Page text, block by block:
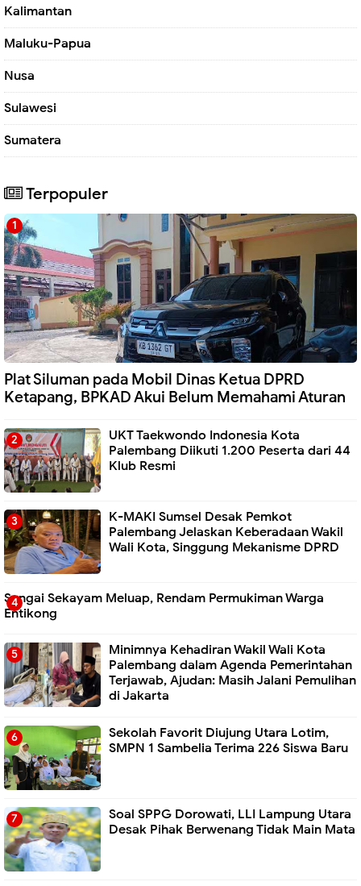
Kalimantan
Maluku-Papua
Nusa
Sulawesi
Sumatera
Terpopuler
Plat Siluman pada Mobil Dinas Ketua DPRD
Ketapang, BPKAD Akui Belum Memahami Aturan
UKT Taekwondo Indonesia Kota
Palembang Diikuti 1.200 Peserta dari 44
Klub Resmi
K-MAKI Sumsel Desak Pemkot
Palembang Jelaskan Keberadaan Wakil
Wali Kota, Singgung Mekanisme DPRD
Sungai Sekayam Meluap, Rendam Permukiman Warga
Entikong
Minimnya Kehadiran Wakil Wali Kota
Palembang dalam Agenda Pemerintahan
Terjawab, Ajudan: Masih Jalani Pemulihan
di Jakarta
Sekolah Favorit Diujung Utara Lotim,
SMPN 1 Sambelia Terima 226 Siswa Baru ‎
Soal SPPG Dorowati, LLI Lampung Utara
Desak Pihak Berwenang Tidak Main Mata